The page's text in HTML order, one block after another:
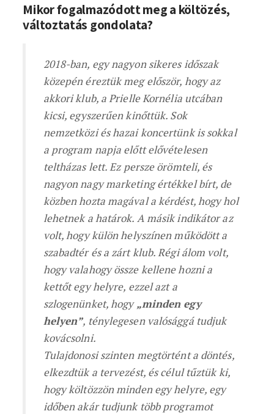
Mikor fogalmazódott meg a költözés,
változtatás gondolata?
2018-ban, egy nagyon sikeres időszak
közepén éreztük meg először, hogy az
akkori klub, a Prielle Kornélia utcában
kicsi, egyszerűen kinőttük. Sok
nemzetközi és hazai koncertünk is sokkal
a program napja előtt elővételesen
teltházas lett. Ez persze örömteli, és
nagyon nagy marketing értékkel bírt, de
közben hozta magával a kérdést, hogy hol
lehetnek a határok. A másik indikátor az
volt, hogy külön helyszínen működött a
szabadtér és a zárt klub. Régi álom volt,
hogy valahogy össze kellene hozni a
kettőt egy helyre, ezzel azt a
szlogenünket, hogy„minden egy
helyen”, ténylegesen valósággá tudjuk
kovácsolni.
Tulajdonosi szinten megtörtént a döntés,
elkezdtük a tervezést, és célul tűztük ki,
hogy költözzön minden egy helyre, egy
időben akár tudjunk több programot